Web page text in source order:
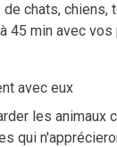
chats, chiens,
45 min avec vos
avec eux
les animaux
qui